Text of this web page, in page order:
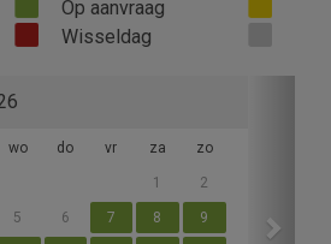
Op aanvraag
Wisseldag
wo do vr za zo
1 2
5 6 7 8 9